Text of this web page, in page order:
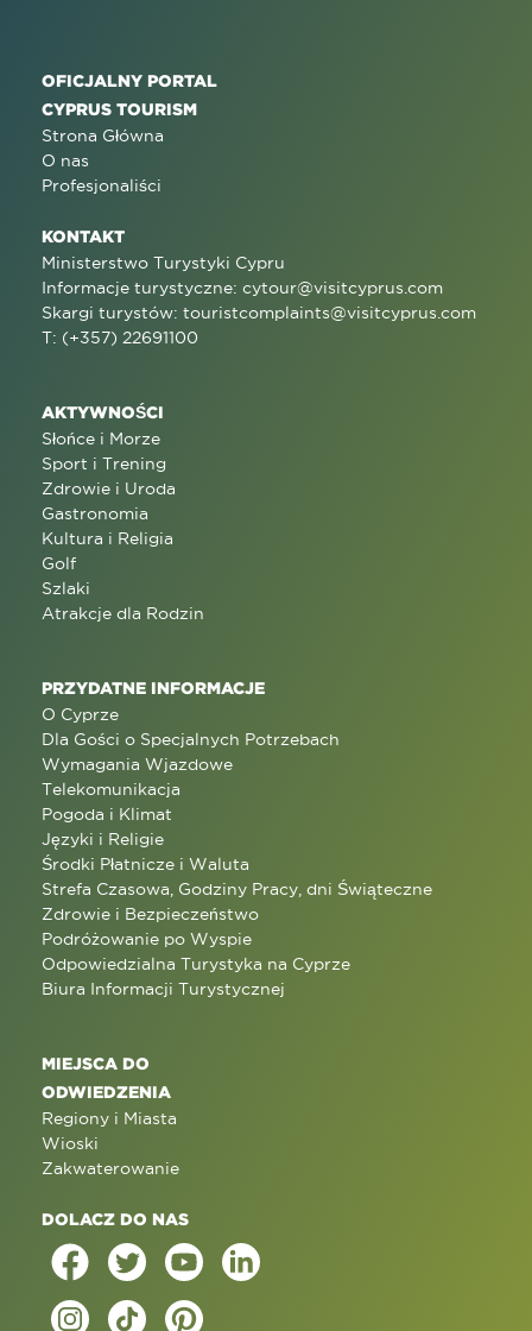
OFICJALNY PORTAL
CYPRUS TOURISM
Strona Główna
O nas
Profesjonaliści
KONTAKT
Ministerstwo Turystyki Cypru
Informacje turystyczne: cytour@visitcyprus.com
Skargi turystów: touristcomplaints@visitcyprus.com
T: (+357) 22691100
AKTYWNOŚCI
Słońce i Morze
Sport i Trening
Zdrowie i Uroda
Gastronomia
Kultura i Religia
Golf
Szlaki
Atrakcje dla Rodzin
PRZYDATNE INFORMACJE
O Cyprze
Dla Gości o Specjalnych Potrzebach
Wymagania Wjazdowe
Telekomunikacja
Pogoda i Klimat
Języki i Religie
Środki Płatnicze i Waluta
Strefa Czasowa, Godziny Pracy, dni Świąteczne
Zdrowie i Bezpieczeństwo
Podróżowanie po Wyspie
Odpowiedzialna Turystyka na Cyprze
Biura Informacji Turystycznej
MIEJSCA DO
ODWIEDZENIA
Regiony i Miasta
Wioski
Zakwaterowanie
DOLACZ DO NAS